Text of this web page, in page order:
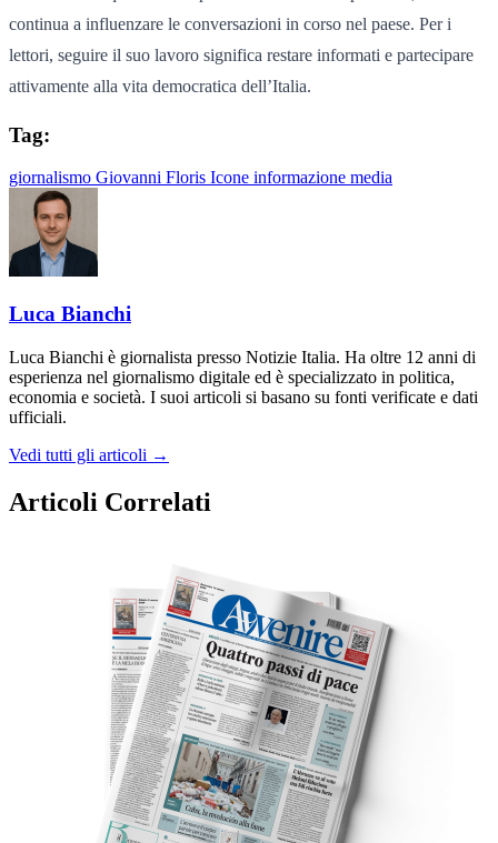
continua a influenzare le conversazioni in corso nel paese. Per i
lettori, seguire il suo lavoro significa restare informati e partecipare
attivamente alla vita democratica dell’Italia.
Tag:
giornalismo Giovanni Floris Icone informazione media
Luca Bianchi
Luca Bianchi è giornalista presso Notizie Italia. Ha oltre 12 anni di
esperienza nel giornalismo digitale ed è specializzato in politica,
economia e società. I suoi articoli si basano su fonti verificate e dati
ufficiali.
Vedi tutti gli articoli →
Articoli Correlati